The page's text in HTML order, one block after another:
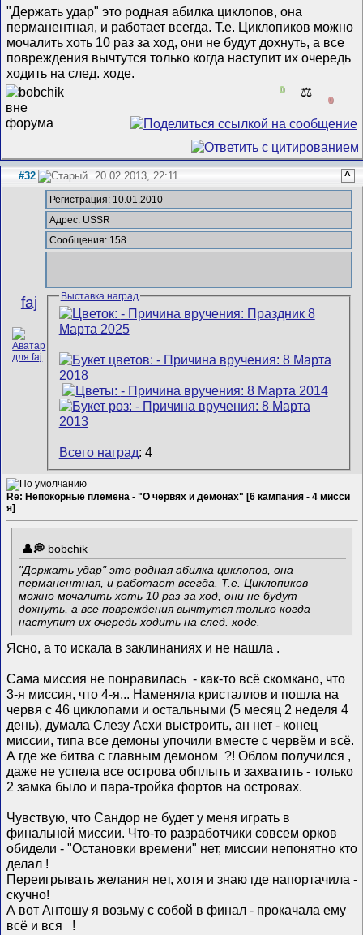
"Держать удар" это родная абилка циклопов, она
перманентная, и работает всегда. Т.е. Циклопиков можно
мочалить хоть 10 раз за ход, они не будут дохнуть, а все
повреждения вычтутся только когда наступит их очередь
ходить на след. ходе.
0 ⚖️
0
#32 20.02.2013, 22:11 ^
faj
Регистрация: 10.01.2010
Адрес: USSR
Сообщения: 158
Выставка наград
Всего наград: 4
Re: Непокорные племена - "О червях и демонах" [6 кампания - 4 мисси
я]
bobchik
"Держать удар" это родная абилка циклопов, она
перманентная, и работает всегда. Т.е. Циклопиков
можно мочалить хоть 10 раз за ход, они не будут
дохнуть, а все повреждения вычтутся только когда
наступит их очередь ходить на след. ходе.
Ясно, а то искала в заклинаниях и не нашла .
Сама миссия не понравилась - как-то всё скомкано, что
3-я миссия, что 4-я... Наменяла кристаллов и пошла на
червя с 46 циклопами и остальными (5 месяц 2 неделя 4
день), думала Слезу Асхи выстроить, ан нет - конец
миссии, типа все демоны упочили вместе с червём и всё.
А где же битва с главным демоном ?! Облом получился ,
даже не успела все острова обплыть и захватить - только
2 замка было и пара-тройка фортов на островах.
Чувствую, что Сандор не будет у меня играть в
финальной миссии. Что-то разработчики совсем орков
обидели - "Остановки времени" нет, миссии непонятно кто
делал !
Переигрывать желания нет, хотя и знаю где напортачила -
скучно!
А вот Антошу я возьму с собой в финал - прокачала ему
всё и вся
!